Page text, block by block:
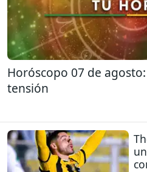
Horóscopo 07 de
tensión